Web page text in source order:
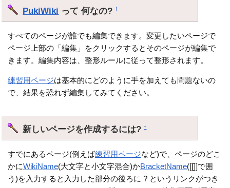
PukiWiki って 何なの?†
すべてのページが誰でも編集できます。変更したいページで
ページ上部の「編集」をクリックするとそのページが編集で
きます。編集内容は、整形ルールに従って整形されます。
練習用ページは基本的にどのように手を加えても問題ないの
で、結果を恐れず編集してみてください。
新しいページを作成するには?†
すでにあるページ(例えば練習用ページなど)で、ページのどこ
かにWikiName(大文字と小文字混合)かBracketName([[]]で囲
う)を入力すると入力した部分の後ろに ? というリンクがつき